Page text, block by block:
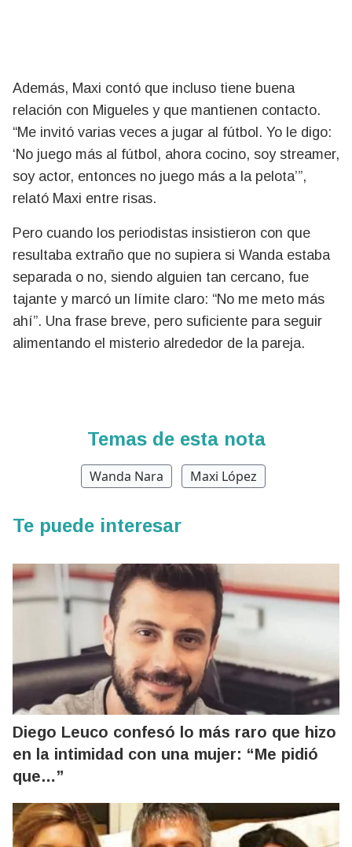
Además, Maxi contó que incluso tiene buena
relación con Migueles y que mantienen contacto.
“Me invitó varias veces a jugar al fútbol. Yo le digo:
‘No juego más al fútbol, ahora cocino, soy streamer,
soy actor, entonces no juego más a la pelota’”,
relató Maxi entre risas.
Pero cuando los periodistas insistieron con que
resultaba extraño que no supiera si Wanda estaba
separada o no, siendo alguien tan cercano, fue
tajante y marcó un límite claro: “No me meto más
ahí”. Una frase breve, pero suficiente para seguir
alimentando el misterio alrededor de la pareja.
Temas de esta nota
Wanda Nara Maxi López
Te puede interesar
Diego Leuco confesó lo más raro que hizo
en la intimidad con una mujer: “Me pidió
que…”